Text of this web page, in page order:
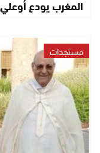
المغرب يودع أوعلي
مستجدات